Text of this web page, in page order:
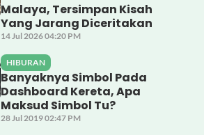
Malaya, Tersimpan Kisah
Yang Jarang Diceritakan
14 Jul 2026 04:20 PM
HIBURAN
Banyaknya Simbol Pada
Dashboard Kereta, Apa
Maksud Simbol Tu?
28 Jul 2019 02:47 PM